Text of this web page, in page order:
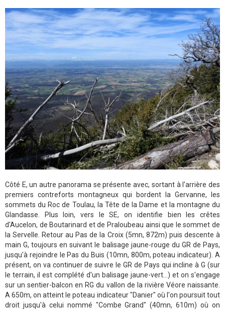
Côté E, un autre panorama se présente avec, sortant à l'arrière des
premiers contreforts montagneux qui bordent la Gervanne, les
sommets du Roc de Toulau, la Tête de la Dame et la montagne du
Glandasse. Plus loin, vers le SE, on identifie bien les crêtes
d'Aucelon, de Boutarinard et de Praloubeau ainsi que le sommet de
la Servelle. Retour au Pas de la Croix (5mn, 872m) puis descente à
main G, toujours en suivant le balisage jaune-rouge du GR de Pays,
jusqu'à rejoindre le Pas du Buis (10mn, 800m, poteau indicateur). A
présent, on va continuer de suivre le GR de Pays qui incline à G (sur
le terrain, il est complété d'un balisage jaune-vert...) et on s'engage
sur un sentier-balcon en RG du vallon de la rivière Véore naissante.
A 650m, on atteint le poteau indicateur "Danier" où l'on poursuit tout
droit jusqu'à celui nommé "Combe Grand" (40mn, 610m) où on